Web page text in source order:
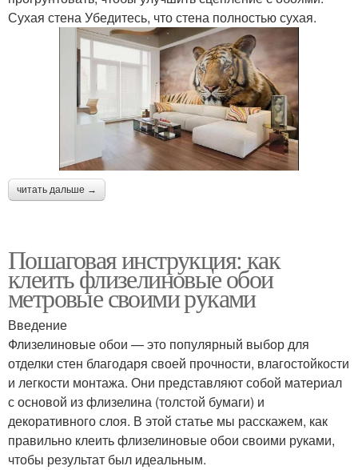
Сухая стена Убедитесь, что стена полностью сухая.
читать дальше →
Пошаговая инструкция: как
клеить флизелиновые обои
метровые своими руками
Введение
Флизелиновые обои — это популярный выбор для
отделки стен благодаря своей прочности, влагостойкости
и легкости монтажа. Они представляют собой материал
с основой из флизелина (толстой бумаги) и
декоративного слоя. В этой статье мы расскажем, как
правильно клеить флизелиновые обои своими руками,
чтобы результат был идеальным.